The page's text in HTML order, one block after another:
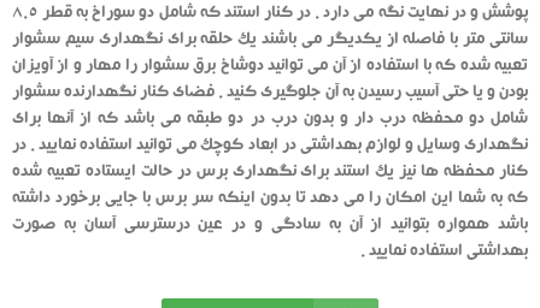
پوشش و در نهایت نگه می دارد . در کنار استند که شامل دو سوراخ به قطر 8.5
سانتی متر با فاصله از یکدیگر می باشند یک حلقه برای نگهداری سیم سشوار
تعبیه شده که با استفاده از آن می توانید دوشاخ برق سشوار را مهار و از آویزان
بودن و یا حتی آسیب رسیدن به آن جلوگیری کنید . فضای کنار نگهدارنده سشوار
شامل دو محفظه درب دار و بدون درب در دو طبقه می باشد که از آنها برای
نگهداری وسایل و لوازم بهداشتی در ابعاد کوچک می توانید استفاده نمایید . در
کنار محفظه ها نیز یک استند برای نگهداری برس در حالت ایستاده تعبیه شده
که به شما این امکان را می دهد تا بدون اینکه سر برس با جایی برخورد داشته
باشد همواره بتوانید از آن به سادگی و در عین درسترسی آسان به صورت
بهداشتی استفاده نمایید .